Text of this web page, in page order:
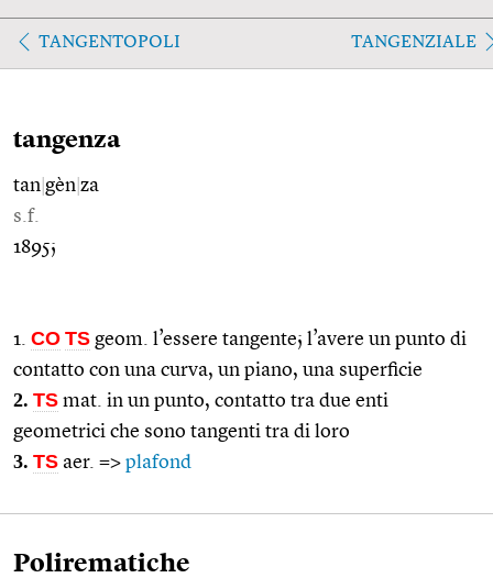
TANGENTOPOLI TANGENZIALE
tangenza
tan gèn za
s.f.
1895;
1. CO TS geom. l’essere tangente; l’avere un punto di
contatto con una curva, un piano, una superficie
2. TS mat. in un punto, contatto tra due enti
geometrici che sono tangenti tra di loro
3. TS aer. => plafond
Polirematiche